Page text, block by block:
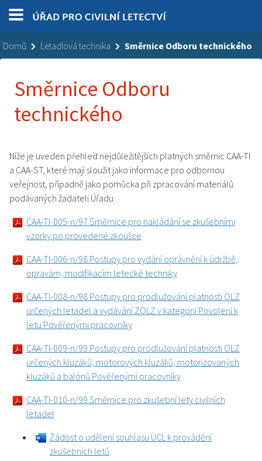
Domů Letadlová technika Směrnice Odboru technického
Směrnice Odboru
technického
Níže je uveden přehled nejdůležitějších platných směrnic CAA-TI
a CAA-ST, které mají sloužit jako informace pro odbornou
veřejnost, případně jako pomůcka při zpracování materiálů
podávaných žadateli Úřadu.
CAA-TI-005-n/97 Směrnice pro nakládání se zkušebními
vzorky po provedené zkoušce
CAA-TI-006-n/98 Postupy pro vydání oprávnění k údržbě,
opravám, modifikacím letecké techniky
CAA-TI-008-n/98 Postupy pro prodlužování platnosti OLZ
určených letadel a vydávání ZOLZ v kategorii Povolení k
letu Pověřenými pracovníky
CAA-TI-009-n/99 Postupy pro prodlužování platnosti OLZ
určených kluzáků, motorových kluzáků, motorizovaných
kluzáků a balónů Pověřenými pracovníky
CAA-TI-010-n/99 Směrnice pro zkušební lety civilních
letadel
Žádost o udělení souhlasu ÚCL k provádění
zkušebních letů